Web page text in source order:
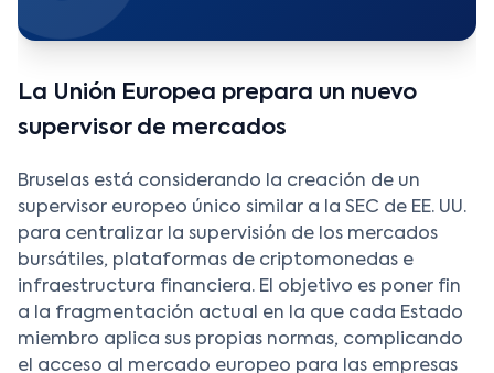
La Unión Europea prepara un nuevo
supervisor de mercados
Bruselas está considerando la creación de un
supervisor europeo único similar a la SEC de EE. UU.
para centralizar la supervisión de los mercados
bursátiles, plataformas de criptomonedas e
infraestructura financiera. El objetivo es poner fin
a la fragmentación actual en la que cada Estado
miembro aplica sus propias normas, complicando
el acceso al mercado europeo para las empresas